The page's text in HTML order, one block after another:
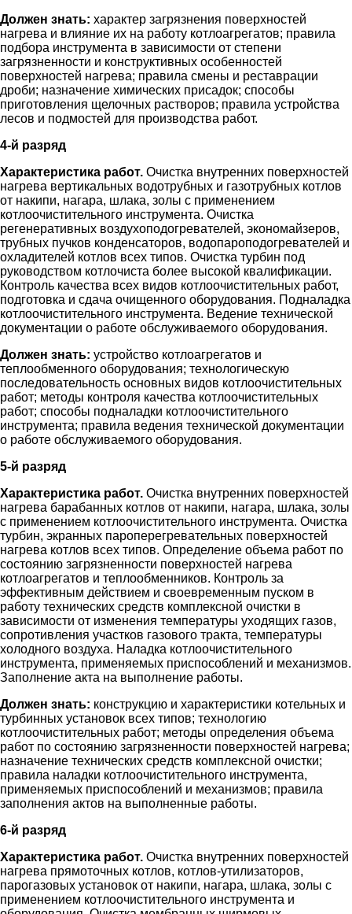
Должен знать: характер загрязнения поверхностей
нагрева и влияние их на работу котлоагрегатов; правила
подбора инструмента в зависимости от степени
загрязненности и конструктивных особенностей
поверхностей нагрева; правила смены и реставрации
дроби; назначение химических присадок; способы
приготовления щелочных растворов; правила устройства
лесов и подмостей для производства работ.
4-й разряд
Характеристика работ. Очистка внутренних поверхностей
нагрева вертикальных водотрубных и газотрубных котлов
от накипи, нагара, шлака, золы с применением
котлоочистительного инструмента. Очистка
регенеративных воздухоподогревателей, экономайзеров,
трубных пучков конденсаторов, водопароподогревателей и
охладителей котлов всех типов. Очистка турбин под
руководством котлочиста более высокой квалификации.
Контроль качества всех видов котлоочистительных работ,
подготовка и сдача очищенного оборудования. Подналадка
котлоочистительного инструмента. Ведение технической
документации о работе обслуживаемого оборудования.
Должен знать: устройство котлоагрегатов и
теплообменного оборудования; технологическую
последовательность основных видов котлоочистительных
работ; методы контроля качества котлоочистительных
работ; способы подналадки котлоочистительного
инструмента; правила ведения технической документации
о работе обслуживаемого оборудования.
5-й разряд
Характеристика работ. Очистка внутренних поверхностей
нагрева барабанных котлов от накипи, нагара, шлака, золы
с применением котлоочистительного инструмента. Очистка
турбин, экранных пароперегревательных поверхностей
нагрева котлов всех типов. Определение объема работ по
состоянию загрязненности поверхностей нагрева
котлоагрегатов и теплообменников. Контроль за
эффективным действием и своевременным пуском в
работу технических средств комплексной очистки в
зависимости от изменения температуры уходящих газов,
сопротивления участков газового тракта, температуры
холодного воздуха. Наладка котлоочистительного
инструмента, применяемых приспособлений и механизмов.
Заполнение акта на выполнение работы.
Должен знать: конструкцию и характеристики котельных и
турбинных установок всех типов; технологию
котлоочистительных работ; методы определения объема
работ по состоянию загрязненности поверхностей нагрева;
назначение технических средств комплексной очистки;
правила наладки котлоочистительного инструмента,
применяемых приспособлений и механизмов; правила
заполнения актов на выполненные работы.
6-й разряд
Характеристика работ. Очистка внутренних поверхностей
нагрева прямоточных котлов, котлов-утилизаторов,
парогазовых установок от накипи, нагара, шлака, золы с
применением котлоочистительного инструмента и